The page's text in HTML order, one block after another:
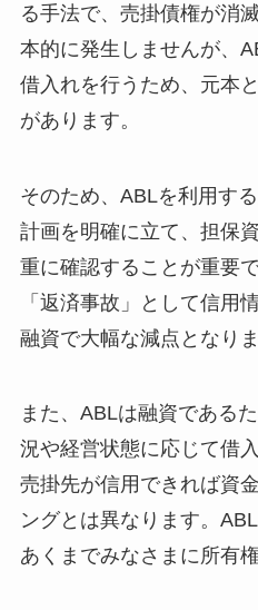
る手法で、売掛債権が消
本的に発生しませんが、
借入れを行うため、元本
があります。
そのため、ABLを利用す
計画を明確に立て、担保
重に確認することが重要
「返済事故」として信用
融資で大幅な減点となりま
また、ABLは融資である
況や経営状態に応じて借
売掛先が信用できれば資
ングとは異なります。
あくまでみなさまに所有